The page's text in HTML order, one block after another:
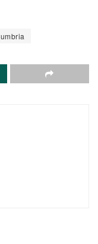
umbria